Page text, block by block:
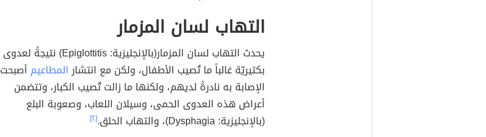
التهاب لسان المزمار
يحدث التهاب لسان المزمار(بالإنجليزية: Epiglottitis) نتيجةً لعدوى
بكتيريّة غالباً ما تُصيب الأطفال، ولكن مع انتشارالمطاعيم أصبحت
الإصابة به نادرةً لديهم، ولكنها ما زالت تُصيب الكبار، وتتضمن
أعراض هذه العدوى الحمى، وسيلان اللعاب، وصعوبة البلع
(بالإنجليزية: Dysphagia)، والتهاب الحلق.
[٢]